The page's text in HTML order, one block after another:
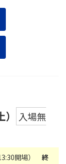
入場無
開場） 終